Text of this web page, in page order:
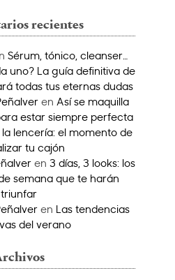
recientes
Sérum, tónico, cleanser…
uno? La guía definitiva de
todas tus eternas dudas
en Así se maquilla
estar siempre perfecta
lencería: el momento de
tu cajón
en 3 días, 3 looks: los
semana que te harán
triunfar
en Las tendencias
del verano